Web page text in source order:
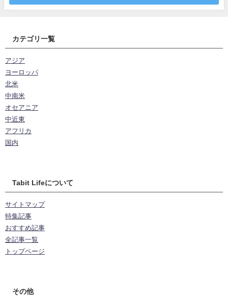
カテゴリ一覧
アジア
ヨーロッパ
北米
中南米
オセアニア
中近東
アフリカ
国内
Tabit Lifeについて
サイトマップ
特集記事
おすすめ記事
全記事一覧
トップページ
その他